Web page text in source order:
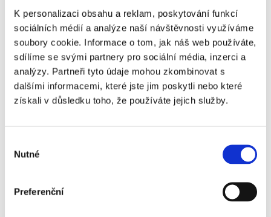
K personalizaci obsahu a reklam, poskytování funkcí
sociálních médií a analýze naší návštěvnosti využíváme
soubory cookie. Informace o tom, jak náš web používáte,
sdílíme se svými partnery pro sociální média, inzerci a
analýzy. Partneři tyto údaje mohou zkombinovat s
dalšími informacemi, které jste jim poskytli nebo které
získali v důsledku toho, že používáte jejich služby.
souhlasu
Nutné
Preferenční
(Ne)komunikace se
zaměstnavatelem
18. 9. 2025